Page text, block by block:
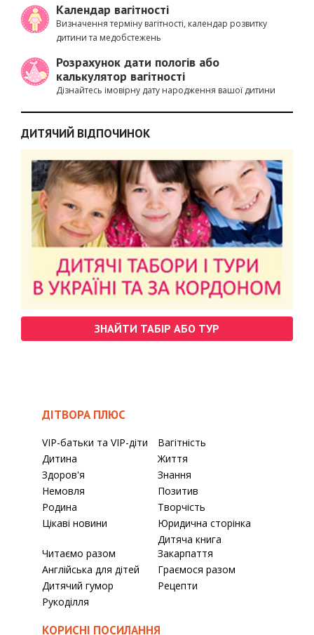
Календар вагітності
Визначення терміну вагітності, календар розвитку
дитини та медобстежень
Розрахунок дати пологів або
калькулятор вагітності
Дізнайтесь імовірну дату народження вашої дитини
ДИТЯЧИЙ ВІДПОЧИНОК
ЗНАЙТИ ТАБІР АБО ТУР
ДІТВОРА ПЛЮС
VIP-батьки та VIP-діти
Вагітність
Дитина
Життя
Здоров'я
Знання
Немовля
Позитив
Родина
Творчість
Цікаві новини
Юридична сторінка
Читаємо разом
Дитяча книга
Закарпаття
Англійська для дітей
Граємося разом
Дитячий гумор
Рецепти
Рукоділля
КОРИСНІ ПОСИЛАННЯ